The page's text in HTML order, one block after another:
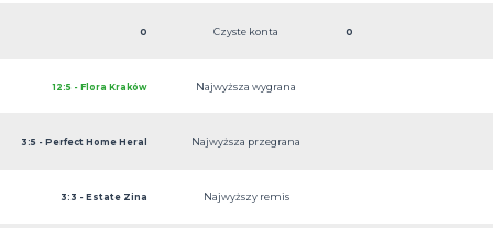
0 Czyste konta 0
12:5 - Flora Kraków Najwyższa wygrana
3:5 - Perfect Home Heral Najwyższa przegrana
3:3 - Estate Zina Najwyższy remis